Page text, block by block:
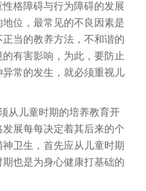
格障碍与行为障碍的发展
位，最常见的不良因素是
当的教养方法，不和谐的
有害影响，为此，要防止
常的发生，就必须重视儿
从儿童时期的培养教育开
展每每决定着其后来的个
卫生，首先应从儿童时期
也是为身心健康打基础的